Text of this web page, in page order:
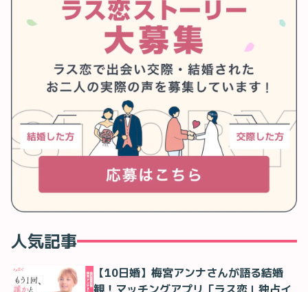
人気記事
【10日婚】梅宮アンナさんが語る結婚
観！マッチングアプリ「ラス恋」独占イ